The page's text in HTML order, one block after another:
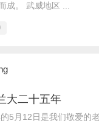
成。 武威地区 ...
大二十五年
12日是我们敬爱的老